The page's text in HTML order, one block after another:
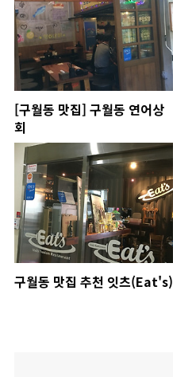
[구월동 맛집] 구월동 연어상
회
구월동 맛집 추천 잇츠(Eat's)